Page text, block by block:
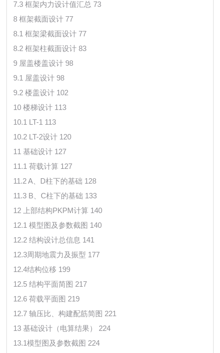
7.3 框架内力设计值汇总 73
8 框架截面设计 77
8.1 框架梁截面设计 77
8.2 框架柱截面设计 83
9 屋盖楼盖设计 98
9.1 屋盖设计 98
9.2 楼盖设计 102
10 楼梯设计 113
10.1 LT-1 113
10.2 LT-2设计 120
11 基础设计 127
11.1 荷载计算 127
11.2 A、D柱下的基础 128
11.3 B、C柱下的基础 133
12 上部结构PKPM计算 140
12.1 模型图及参数截图 140
12.2 结构设计总信息 141
12.3周期地震力及振型 177
12.4结构位移 199
12.5 结构平面简图 217
12.6 荷载平面图 219
12.7 轴压比、构建配筋简图 221
13 基础设计（电算结果） 224
13.1模型图及参数截图 224